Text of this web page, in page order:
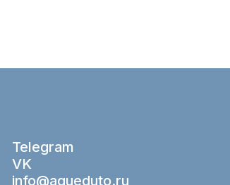
Telegram
VK
info@aqueduto.ru